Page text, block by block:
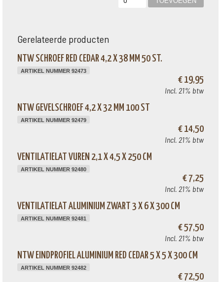
Gerelateerde producten
NTW SCHROEF RED CEDAR 4,2 X 38 MM 50 ST.
ARTIKEL NUMMER 92473
€ 19,95
Incl. 21% btw
NTW GEVELSCHROEF 4,2 X 32 MM 100 ST
ARTIKEL NUMMER 92479
€ 14,50
Incl. 21% btw
VENTILATIELAT VUREN 2,1 X 4,5 X 250 CM
ARTIKEL NUMMER 92480
€ 7,25
Incl. 21% btw
VENTILATIELAT ALUMINIUM ZWART 3 X 6 X 300 CM
ARTIKEL NUMMER 92481
€ 57,50
Incl. 21% btw
NTW EINDPROFIEL ALUMINIUM RED CEDAR 5 X 5 X 300 CM
ARTIKEL NUMMER 92482
€ 72,50